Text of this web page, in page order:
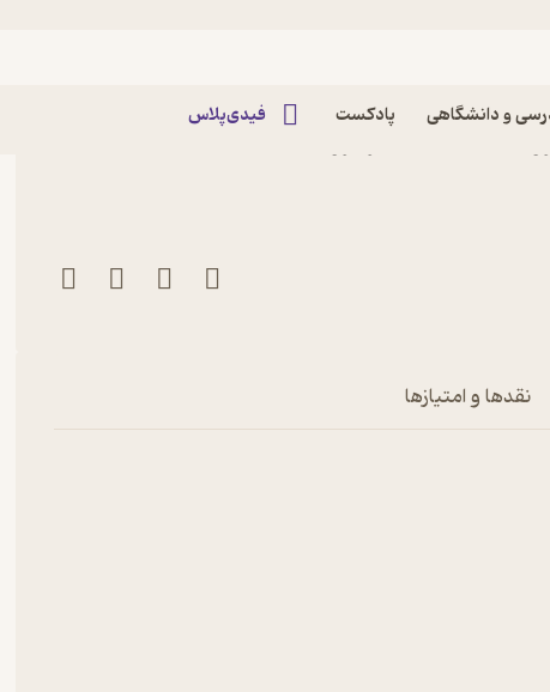
و دانشگاهی پادکست فیدی‌پلاس
نقدها و امتیازها